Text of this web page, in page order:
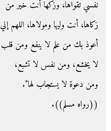
نفسي تقواها، وزكها أنت خير من
زكاها، أنت وليها ومولاها، اللهم إني
أعوذ بك من علم لا ينفع ومن قلب
لا يخشع، ومن نفس لا تشبع،
ومن دعوة لا يستجاب لها‏"‏‏.‏
‏(‏‏(‏رواه مسلم‏)‏‏)‏‏.‏